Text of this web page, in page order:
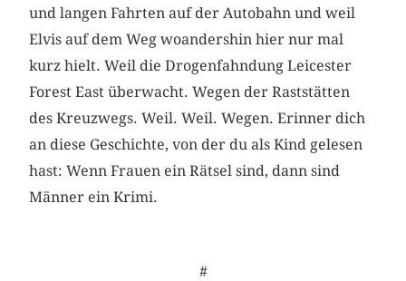
und langen Fahrten auf der Autobahn und weil
Elvis auf dem Weg woandershin hier nur mal
kurz hielt. Weil die Drogenfahndung Leicester
Forest East überwacht. Wegen der Raststätten
des Kreuzwegs. Weil. Weil. Wegen. Erinner dich
an diese Geschichte, von der du als Kind gelesen
hast: Wenn Frauen ein Rätsel sind, dann sind
Männer ein Krimi.
#